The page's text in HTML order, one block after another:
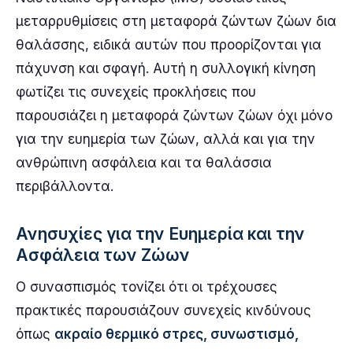
μεταρρυθμίσεις στη μεταφορά ζώντων ζώων δια
θαλάσσης, ειδικά αυτών που προορίζονται για
πάχυνση και σφαγή. Αυτή η συλλογική κίνηση
φωτίζει τις συνεχείς προκλήσεις που
παρουσιάζει η μεταφορά ζώντων ζώων όχι μόνο
για την ευημερία των ζώων, αλλά και για την
ανθρώπινη ασφάλεια και τα θαλάσσια
περιβάλλοντα.
Ανησυχίες για την Ευημερία και την
Ασφάλεια των Ζώων
Ο συνασπισμός τονίζει ότι οι τρέχουσες
πρακτικές παρουσιάζουν συνεχείς κινδύνους
όπως ακραίο θερμικό στρες, συνωστισμό,